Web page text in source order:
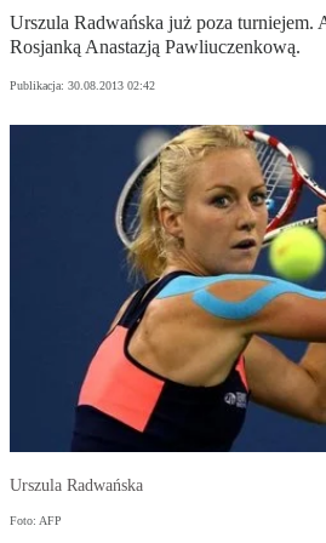
Urszula Radwańska już poza turniejem.
Rosjanką Anastazją Pawliuczenkową.
Publikacja: 30.08.2013 02:42
Urszula Radwańska
Foto: AFP